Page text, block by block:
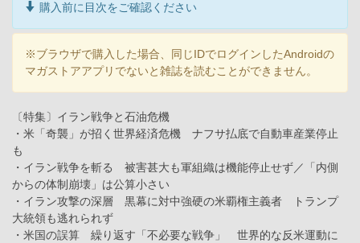
購入前に目次をご確認ください
※ブラウザで購入した場合、同じIDでログインしたAndroidの
マガストアアプリでないと雑誌を読むことができません。
〔特集〕イラン戦争と石油危機
・米「奇襲」が招く世界経済危機 ナフサ払底で自動車産業停止
も
・イラン戦争を斬る 被害甚大も軍組織は機能停止せず／「内側
からの体制崩壊」は公算小さい
・イラン攻撃の深層 黒幕に対中強硬の米覇権主義者 トランプ
大統領も逃れられず
・米国の誤算 繰り返す「不必要な戦争」 世界的な反米運動に